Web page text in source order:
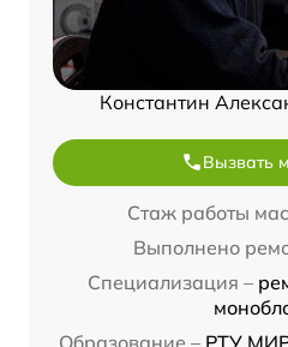
Константин
Вызвать
Стаж работы
Выполнено
Специализация –
Образование – РТУ